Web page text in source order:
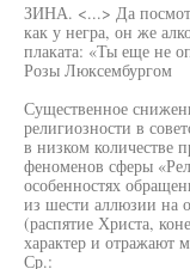
ЗИНА. <...> Да
как у негра, он же
плаката: «Ты еще не
Розы Люксембургом
Существенное
религиозности в
в низком количестве
феноменов сферы
особенностях
из шести аллюзии на
(распятие Христа,
характер и отражают
Ср.: